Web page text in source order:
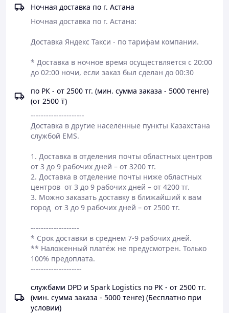
Ночная доставка по г. Астана
Ночная доставка по г. Астана:
Доставка Яндекс Такси - по тарифам компании.
* Доставка в ночное время осуществляется с 20:00
до 02:00 ночи, если заказ был сделан до 00:30
по РК - от 2500 тг. (мин. сумма заказа - 5000 тенге)
(от 2500 ₸)
---------------------
Доставка в другие населённые пункты Казахстана
службой EMS.
1. Доставка в отделения почты областных центров
от 3 до 9 рабочих дней – от 3200 тг.
2. Доставка в отделение почты ниже областных
центров  от 3 до 9 рабочих дней – от 4200 тг.
3. Можно заказать доставку в ближайший к вам
город  от 3 до 9 рабочих дней – от 2500 тг.
-------------------
* Срок доставки в среднем 7-9 рабочих дней.
** Наложенный платёж не предусмотрен. Только
100% предоплата.
--------------------
службами DPD и Spark Logistics по РК - от 2500 тг.
(мин. сумма заказа - 5000 тенге) (Бесплатно при
условии)